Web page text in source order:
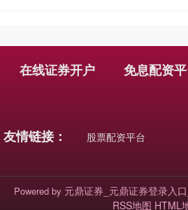
在线证券开户 免息配资
友情链接： 股票配资平台
Powered by 元鼎证券_元鼎证券登录入
RSS地图 HTML